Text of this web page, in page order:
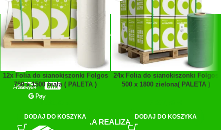
12x Folia do sianokiszonki Folgos
750 x 1500 biała ( PALETA )
DODAJ DO KOSZYKA
24x Folia do sianokiszonki Folgos
500 x 1800 zielona( PALETA )
DODAJ DO KOSZYKA
SZYBKIE PŁATNOŚCI
Płatności:
Przelewy24, blik, GPay
SZYBKA REALIZACJA